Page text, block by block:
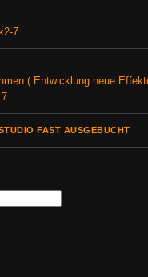
7
( Entwicklung neue
FAST AUSGEBUCHT